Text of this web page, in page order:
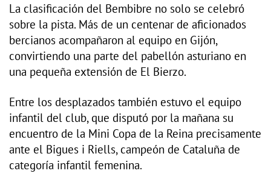
La clasificación del Bembibre no solo se celebró
sobre la pista. Más de un centenar de aficionados
bercianos acompañaron al equipo en Gijón,
convirtiendo una parte del pabellón asturiano en
una pequeña extensión de El Bierzo.
Entre los desplazados también estuvo el equipo
infantil del club, que disputó por la mañana su
encuentro de la Mini Copa de la Reina precisamente
ante el Bigues i Riells, campeón de Cataluña de
categoría infantil femenina.